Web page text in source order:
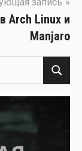
запись
Arch Linux и
Manjaro
Поиск